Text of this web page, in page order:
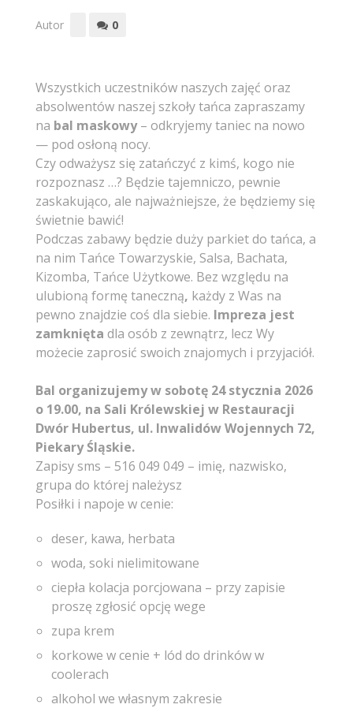
Autor 0
Wszystkich uczestników naszych zajęć oraz
absolwentów naszej szkoły tańca zapraszamy
na bal maskowy– odkryjemy taniec na nowo
— pod osłoną nocy.
Czy odważysz się zatańczyć z kimś, kogo nie
rozpoznasz …? Będzie tajemniczo, pewnie
zaskakująco, ale najważniejsze, że będziemy się
świetnie bawić!
Podczas zabawy będzie duży parkiet do tańca, a
na nim Tańce Towarzyskie, Salsa, Bachata,
Kizomba, Tańce Użytkowe. Bez względu na
ulubioną formę taneczną, każdy z Was na
pewno znajdzie coś dla siebie. Impreza jest
zamknięta dla osób z zewnątrz, lecz Wy
możecie zaprosić swoich znajomych i przyjaciół.
Bal organizujemy w sobotę 24 stycznia 2026
o 19.00, na Sali Królewskiej w Restauracji
Dwór Hubertus, ul. Inwalidów Wojennych 72,
Piekary Śląskie.
Zapisy sms – 516 049 049 – imię, nazwisko,
grupa do której należysz
Posiłki i napoje w cenie:
deser, kawa, herbata
woda, soki nielimitowane
ciepła kolacja porcjowana – przy zapisie
proszę zgłosić opcję wege
zupa krem
korkowe w cenie + lód do drinków w
coolerach
alkohol we własnym zakresie